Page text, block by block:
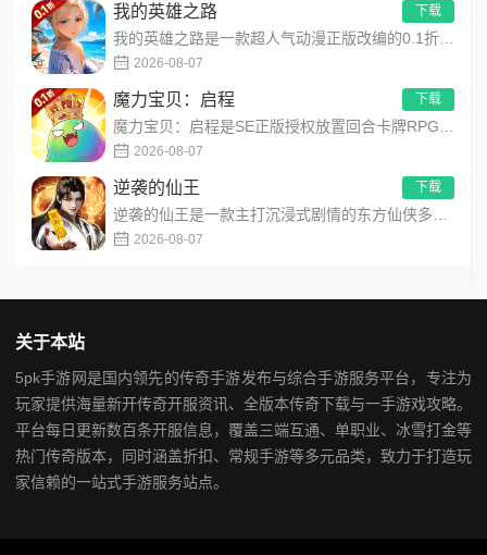
我的英雄之路
2026-08-07
下载
魔力宝贝：启程
2026-08-07
下载
逆袭的仙王
2026-08-07
下载
关于本站
5pk手游网是国内领先的传奇手游发布与综合手游服务平台，专注为
玩家提供海量新开传奇开服资讯、全版本传奇下载与一手游戏攻略。
平台每日更新数百条开服信息，覆盖三端互通、单职业、冰雪打金等
热门传奇版本，同时涵盖折扣、常规手游等多元品类，致力于打造玩
家信赖的一站式手游服务站点。